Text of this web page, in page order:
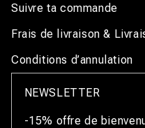
Suivre ta commande
Frais de livraison &
Conditions d’annulation
NEWSLETTER
-15% offre de